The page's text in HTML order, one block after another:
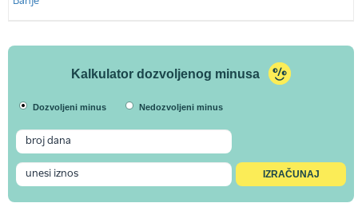
Kalkulator dozvoljenog minusa
Dozvoljeni minus Nedozvoljeni minus